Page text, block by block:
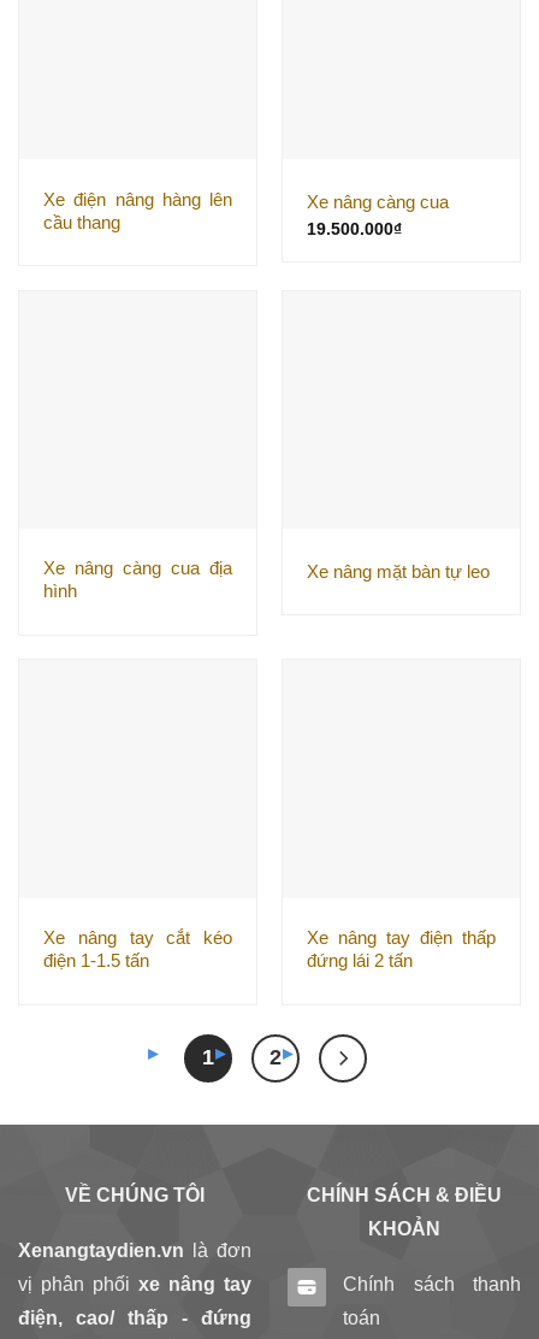
Xe điện nâng hàng lên
cầu thang
Xe nâng càng cua
19.500.000₫
Xe nâng càng cua địa
hình
Xe nâng mặt bàn tự leo
Xe nâng tay cắt kéo
điện 1-1.5 tấn
Xe nâng tay điện thấp
đứng lái 2 tấn
1 2
VỀ CHÚNG TÔI
Xenangtaydien.vn là đơn
vị phân phối xe nâng tay
điện, cao/ thấp - đứng
CHÍNH SÁCH & ĐIỀU
KHOẢN
Chính sách thanh
toán